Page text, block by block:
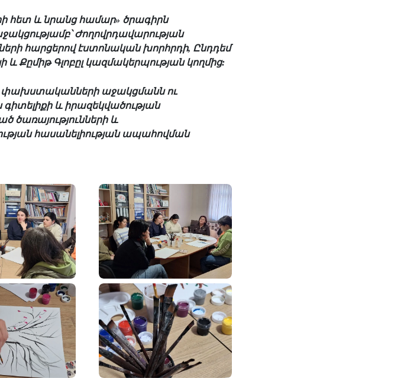
հետ և նրանց համար» ծրագիրն
Ժողովրդավարության
հարցերով էստոնական խորհրդի, Ընդդեմ
Քըմիթ Գլոբըլ կազմակերպության կողմից:
փախստականների աջակցմանն ու
և իրազեկվածության
և
հասանելիության ապահովման